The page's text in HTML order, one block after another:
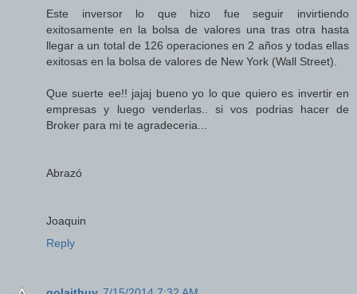
Este inversor lo que hizo fue seguir invirtiendo
exitosamente en la bolsa de valores una tras otra hasta
llegar a un total de 126 operaciones en 2 años y todas ellas
exitosas en la bolsa de valores de New York (Wall Street).
Que suerte ee!! jajaj bueno yo lo que quiero es invertir en
empresas y luego venderlas.. si vos podrias hacer de
Broker para mi te agradeceria...
Abrazó
Joaquin
Reply